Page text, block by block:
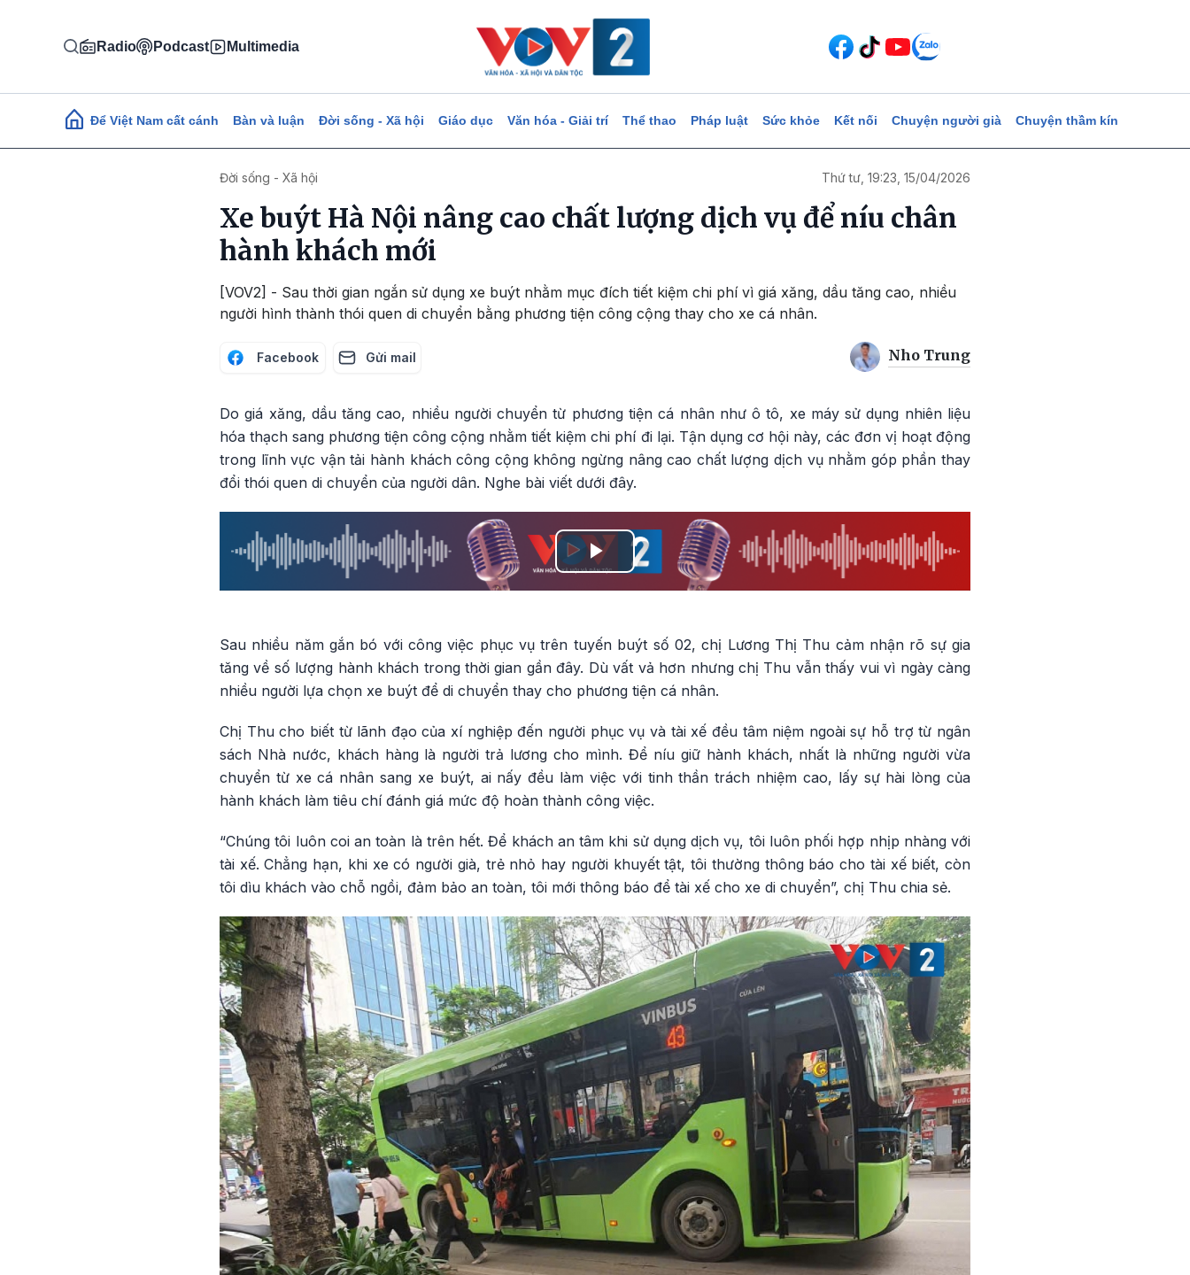
Radio Podcast Multimedia
Main navigation
Để Việt Nam cất cánh Bàn và luận Đời sống - Xã hội Giáo dục Văn hóa - Giải trí Thể thao Pháp luật Sức khỏe Kết nối Chuyện người già Chuyện thầm kín
Đời sống - Xã hội Thứ tư, 19:23, 15/04/2026
Xe buýt Hà Nội nâng cao chất lượng dịch vụ để níu chân
hành khách mới
[VOV2] - Sau thời gian ngắn sử dụng xe buýt nhằm mục đích tiết kiệm chi phí vì giá xăng, dầu tăng cao, nhiều
người hình thành thói quen di chuyển bằng phương tiện công cộng thay cho xe cá nhân.
Facebook Gửi mail Nho Trung
Do giá xăng, dầu tăng cao, nhiều người chuyển từ phương tiện cá nhân như ô tô, xe máy sử dụng nhiên liệu
hóa thạch sang phương tiện công cộng nhằm tiết kiệm chi phí đi lại. Tận dụng cơ hội này, các đơn vị hoạt động
trong lĩnh vực vận tải hành khách công cộng không ngừng nâng cao chất lượng dịch vụ nhằm góp phần thay
đổi thói quen di chuyển của người dân. Nghe bài viết dưới đây.
Play
Sau nhiều năm gắn bó với công việc phục vụ trên tuyến buýt số 02, chị Lương Thị Thu cảm nhận rõ sự gia
tăng về số lượng hành khách trong thời gian gần đây. Dù vất vả hơn nhưng chị Thu vẫn thấy vui vì ngày càng
nhiều người lựa chọn xe buýt để di chuyển thay cho phương tiện cá nhân.
Chị Thu cho biết từ lãnh đạo của xí nghiệp đến người phục vụ và tài xế đều tâm niệm ngoài sự hỗ trợ từ ngân
sách Nhà nước, khách hàng là người trả lương cho mình. Để níu giữ hành khách, nhất là những người vừa
chuyển từ xe cá nhân sang xe buýt, ai nấy đều làm việc với tinh thần trách nhiệm cao, lấy sự hài lòng của
hành khách làm tiêu chí đánh giá mức độ hoàn thành công việc.
“Chúng tôi luôn coi an toàn là trên hết. Để khách an tâm khi sử dụng dịch vụ, tôi luôn phối hợp nhịp nhàng với
tài xế. Chẳng hạn, khi xe có người già, trẻ nhỏ hay người khuyết tật, tôi thường thông báo cho tài xế biết, còn
tôi dìu khách vào chỗ ngồi, đảm bảo an toàn, tôi mới thông báo để tài xế cho xe di chuyển”, chị Thu chia sẻ.